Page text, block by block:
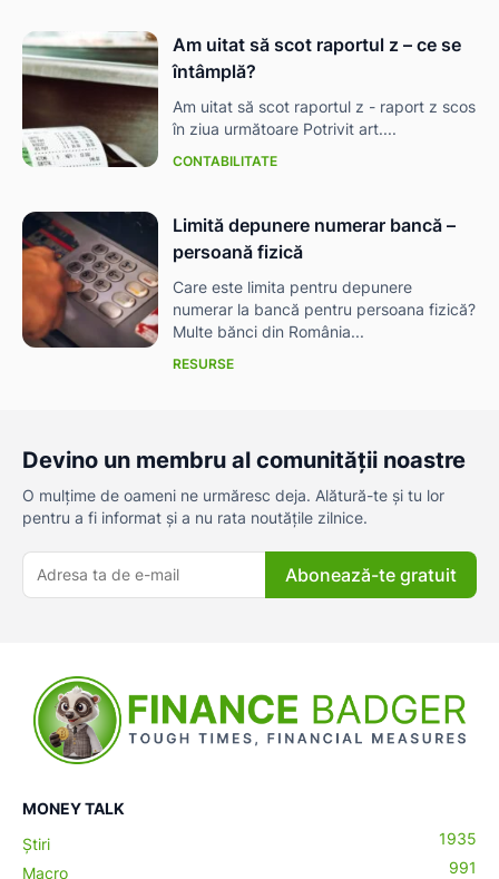
Am uitat să scot raportul z – ce se
întâmplă?
Am uitat să scot raportul z - raport z scos
în ziua următoare Potrivit art....
CONTABILITATE
Limită depunere numerar bancă –
persoană fizică
Care este limita pentru depunere
numerar la bancă pentru persoana fizică?
Multe bănci din România...
RESURSE
Devino un membru al comunității noastre
O mulțime de oameni ne urmăresc deja. Alătură-te și tu lor
pentru a fi informat și a nu rata noutățile zilnice.
Abonează-te gratuit
MONEY TALK
Știri
1935
Macro
991